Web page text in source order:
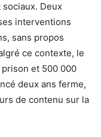
Deux
interventions
sans propos
ce contexte, le
et 500 000
deux ans ferme,
de contenu sur la